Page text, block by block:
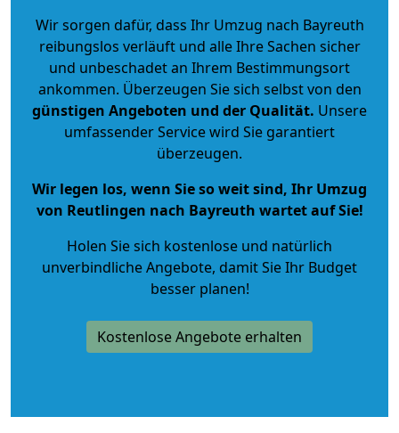
Wir sorgen dafür, dass Ihr Umzug nach Bayreuth
reibungslos verläuft und alle Ihre Sachen sicher
und unbeschadet an Ihrem Bestimmungsort
ankommen. Überzeugen Sie sich selbst von den
günstigen Angeboten und der Qualität. Unsere
umfassender Service wird Sie garantiert
überzeugen.
Wir legen los, wenn Sie so weit sind, Ihr Umzug
von Reutlingen nach Bayreuth wartet auf Sie!
Holen Sie sich kostenlose und natürlich
unverbindliche Angebote, damit Sie Ihr Budget
besser planen!
Kostenlose Angebote erhalten